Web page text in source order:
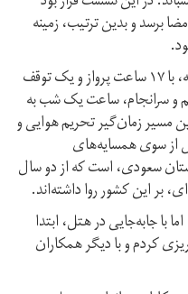
برسد و بدین ترتیب، زمینه‌
مسیر کابل و قطر را با شرکت هوایی ترکیه، با ۱۷ ساعت پرواز و یک توقف
و سرانجام، ساعت یک شب به‌
مسیر زمان‌گیر تحریم هوایی و
از سوی همسایه‌های
سعودی، است که از دو سال
بر این کشور روا داشته‌اند.
با جابه‌جایی در هتل، ابتدا
کردم و با دیگر همکاران